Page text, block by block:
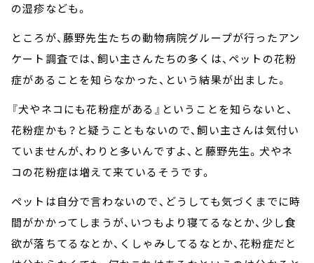
の湿疹なども。
ところが、藤野先生たちの動物病院グループが行ったアン
ケート調査では、飼い主さんたちの多くは、ペットの花粉
症があることを知らなかった、という結果が出ました。
『犬やネコにも花粉症がある』ということを知らないと、
花粉症かも？と疑うこともないので、飼い主さんは気付い
ていませんが、わりと多いんですよ、と藤野先生。犬やネ
コの花粉症は増えて来ているそうです。
ペットは自分で言わないので、どうしても気づくまでに時
間がかかってしまうが、いつもより寝てるなとか、少し食
欲が落ちてるなとか、くしゃみしてるなとか、花粉症だと